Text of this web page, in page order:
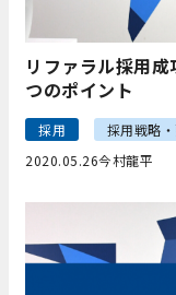
リファラル採用
つのポイント
採用
採用戦略
2020.05.26今村龍平